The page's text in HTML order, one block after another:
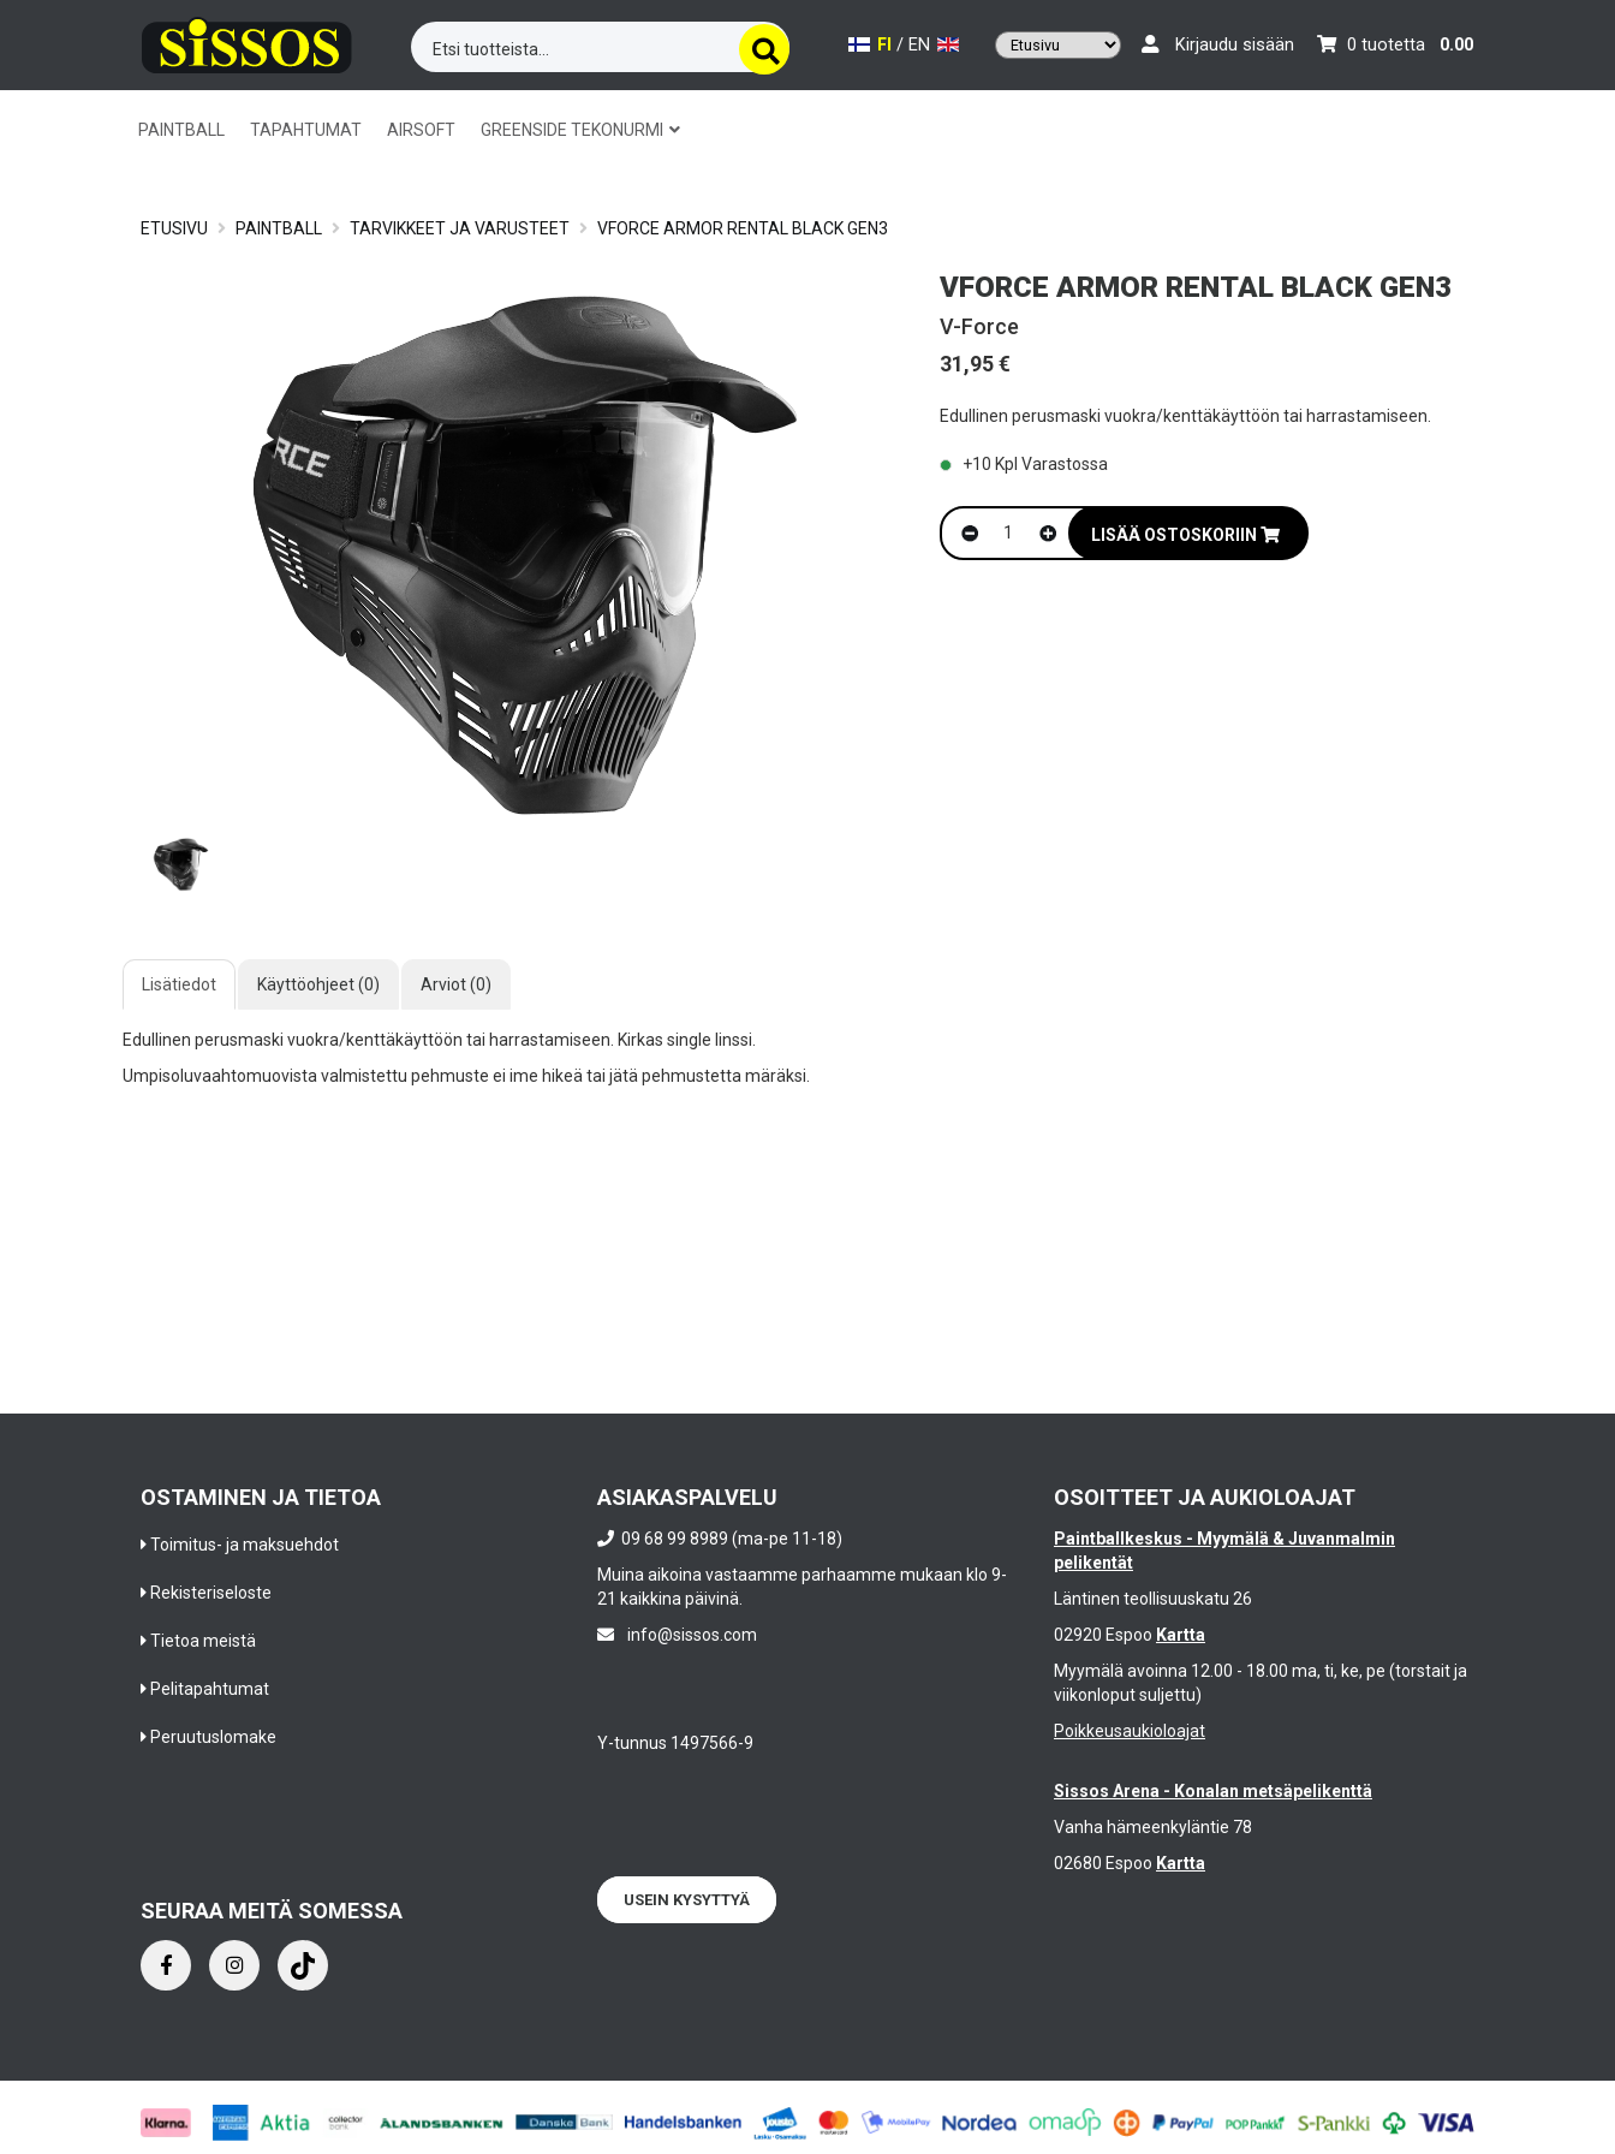
FI/ EN Kirjaudu sisään 0 tuotetta 0.00
PAINTBALL TAPAHTUMAT AIRSOFT GREENSIDE TEKONURMI
ETUSIVU PAINTBALL TARVIKKEET JA VARUSTEET VFORCE ARMOR RENTAL BLACK GEN3
VFORCE ARMOR RENTAL BLACK GEN3
V-Force
31,95 €
Edullinen perusmaski vuokra/kenttäkäyttöön tai harrastamiseen.
+10 Kpl Varastossa
LISÄÄ OSTOSKORIIN
Lisätiedot Käyttöohjeet (0) Arviot (0)
Edullinen perusmaski vuokra/kenttäkäyttöön tai harrastamiseen. Kirkas single linssi.
Umpisoluvaahtomuovista valmistettu pehmuste ei ime hikeä tai jätä pehmustetta märäksi.
OSTAMINEN JA TIETOA
Toimitus- ja maksuehdot
Rekisteriseloste
Tietoa meistä
Pelitapahtumat
Peruutuslomake
ASIAKASPALVELU
09 68 99 8989 (ma-pe 11-18)
Muina aikoina vastaamme parhaamme mukaan klo 9-
21 kaikkina päivinä.
info@sissos.com
Y-tunnus 1497566-9
OSOITTEET JA AUKIOLOAJAT
Paintballkeskus - Myymälä & Juvanmalmin
pelikentät
Läntinen teollisuuskatu 26
02920 Espoo Kartta
Myymälä avoinna 12.00 - 18.00 ma, ti, ke, pe (torstait ja
viikonloput suljettu)
Poikkeusaukioloajat
Sissos Arena - Konalan metsäpelikenttä
Vanha hämeenkyläntie 78
02680 Espoo Kartta
SEURAA MEITÄ SOMESSA USEIN KYSYTTYÄ